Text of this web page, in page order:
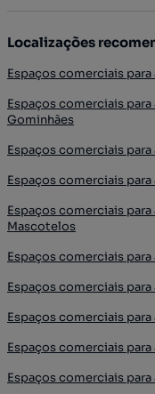
Localizações
Espaços comerciais
Espaços comerciais
Gominhães
Espaços comerciais
Espaços comerciais para
Espaços comerciais
Mascotelos
Espaços comerciais
Espaços comerciais
Espaços comerciais
Espaços comerciais
Espaços comerciais